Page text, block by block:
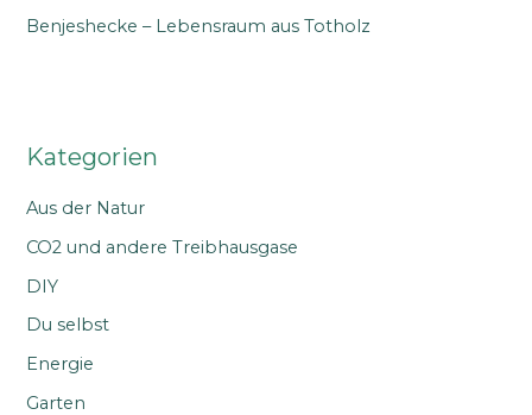
Benjeshecke – Lebensraum aus Totholz
Kategorien
Aus der Natur
CO2 und andere Treibhausgase
DIY
Du selbst
Energie
Garten